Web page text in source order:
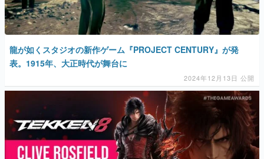
龍が如くスタジオの新作ゲーム『PROJECT CENTURY』が発
表。1915年、大正時代が舞台に
2024年12月13日 公開